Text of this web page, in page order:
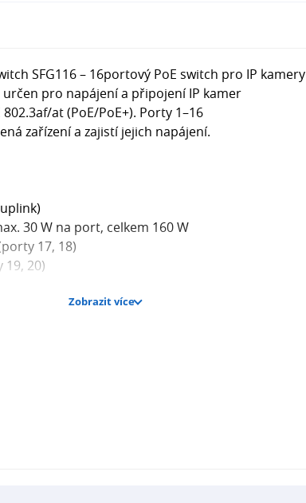
SFG116 – 16portový PoE switch pro IP kamery
určen pro napájení a připojení IP kamer
at (PoE/PoE+). Porty 1–16
zařízení a zajistí jejich napájení.
30 W na port, celkem 160 W
17, 18)
19, 20)
Zobrazit více